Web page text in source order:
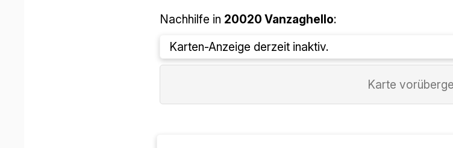
Nachhilfe in 20020 Vanzaghello:
Karten-Anzeige derzeit inaktiv.
Karte